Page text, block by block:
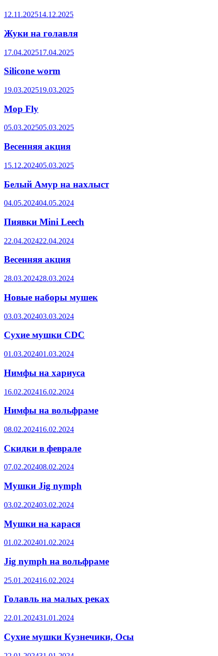
12.11.202514.12.2025
Жуки на голавля
17.04.202517.04.2025
Silicone worm
19.03.202519.03.2025
Mop Fly
05.03.202505.03.2025
Весенняя акция
15.12.202405.03.2025
Белый Амур на нахлыст
04.05.202404.05.2024
Пиявки Mini Leech
22.04.202422.04.2024
Весенняя акция
28.03.202428.03.2024
Новые наборы мушек
03.03.202403.03.2024
Сухие мушки CDC
01.03.202401.03.2024
Нимфы на хариуса
16.02.202416.02.2024
Нимфы на вольфраме
08.02.202416.02.2024
Скидки в феврале
07.02.202408.02.2024
Мушки Jig nymph
03.02.202403.02.2024
Мушки на карася
01.02.202401.02.2024
Jig nymph на вольфраме
25.01.202416.02.2024
Голавль на малых реках
22.01.202431.01.2024
Сухие мушки Кузнечики, Осы